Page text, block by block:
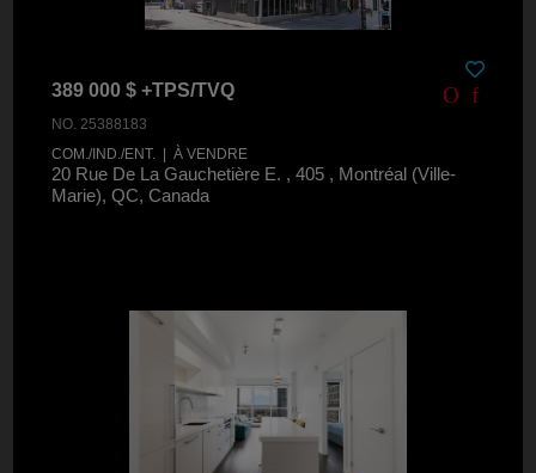
389 000 $ +TPS/TVQ
NO. 25388183
COM./IND./ENT. | À VENDRE
20 Rue De La Gauchetière E. , 405 , Montréal (Ville-
Marie), QC, Canada